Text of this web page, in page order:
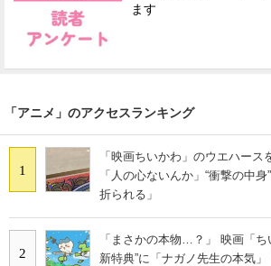
ます
「アニメ」のアクセスランキング
1
「映画ちいかわ」のウエハ
「人の心ないんか」“衝撃の中
折られる」
2
「まさかの本物…？」 映画「ち
新特典”に「ナガノ先生の本気